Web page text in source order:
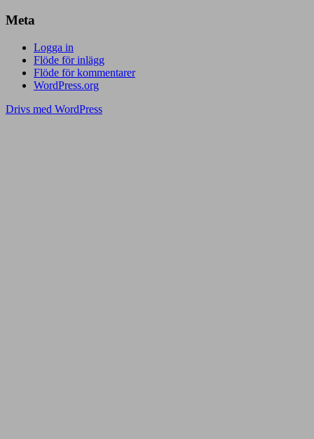
Meta
Logga in
Flöde för inlägg
Flöde för kommentarer
WordPress.org
Drivs med WordPress